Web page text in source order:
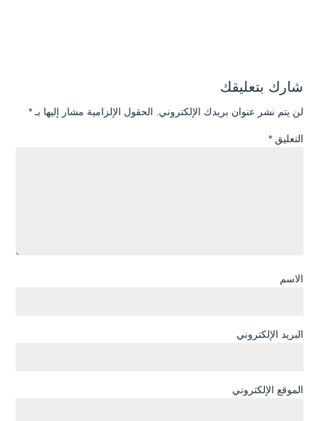
شارك بتعليقك
لن يتم نشر عنوان بريدك الإلكتروني. الحقول الإلزامية مشار إليها بـ *
التعليق *
الاسم
البريد الإلكتروني
الموقع الإلكتروني